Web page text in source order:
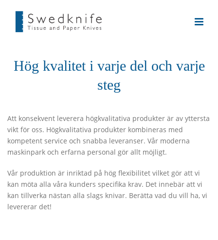
Hög kvalitet i varje del och varje
steg
Att konsekvent leverera högkvalitativa produkter är av yttersta
vikt för oss. Högkvalitativa produkter kombineras med
kompetent service och snabba leveranser. Vår moderna
maskinpark och erfarna personal gör allt möjligt.
Vår produktion är inriktad på hög flexibilitet vilket gör att vi
kan möta alla våra kunders specifika krav. Det innebär att vi
kan tillverka nästan alla slags knivar. Berätta vad du vill ha, vi
levererar det!